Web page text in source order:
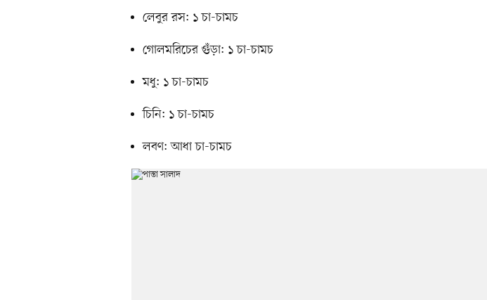
লেবুর রস: ১ চা-চামচ
গোলমরিচের গুঁড়া: ১ চা-চামচ
মধু: ১ চা-চামচ
চিনি: ১ চা-চামচ
লবণ: আধা চা-চামচ